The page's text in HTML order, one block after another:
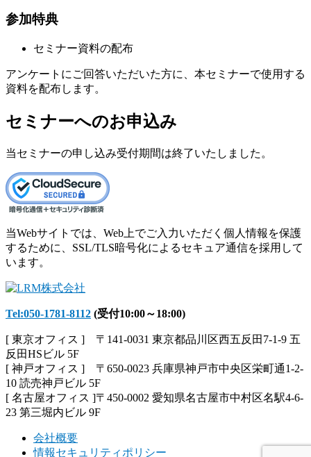
参加特典
セミナー資料の配布
アンケートにご回答いただいた方に、本セミナーで使用する
資料を配布します。
セミナーへのお申込み
当セミナーの申し込み受付期間は終了いたしました。
当Webサイトでは、Web上でご入力いただく個人情報を保護
するために、SSL/TLS暗号化によるセキュア通信を採用して
います。
Tel:050-1781-8112 (受付10:00～18:00)
[ 東京オフィス ] 〒141-0031 東京都品川区西五反田7-1-9 五
反田HSビル 5F
[ 神戸オフィス ] 〒650-0023 兵庫県神戸市中央区栄町通1-2-
10 読売神戸ビル 5F
[ 名古屋オフィス ]〒450-0002 愛知県名古屋市中村区名駅4-6-
23 第三堀内ビル 9F
会社概要
情報セキュリティポリシー